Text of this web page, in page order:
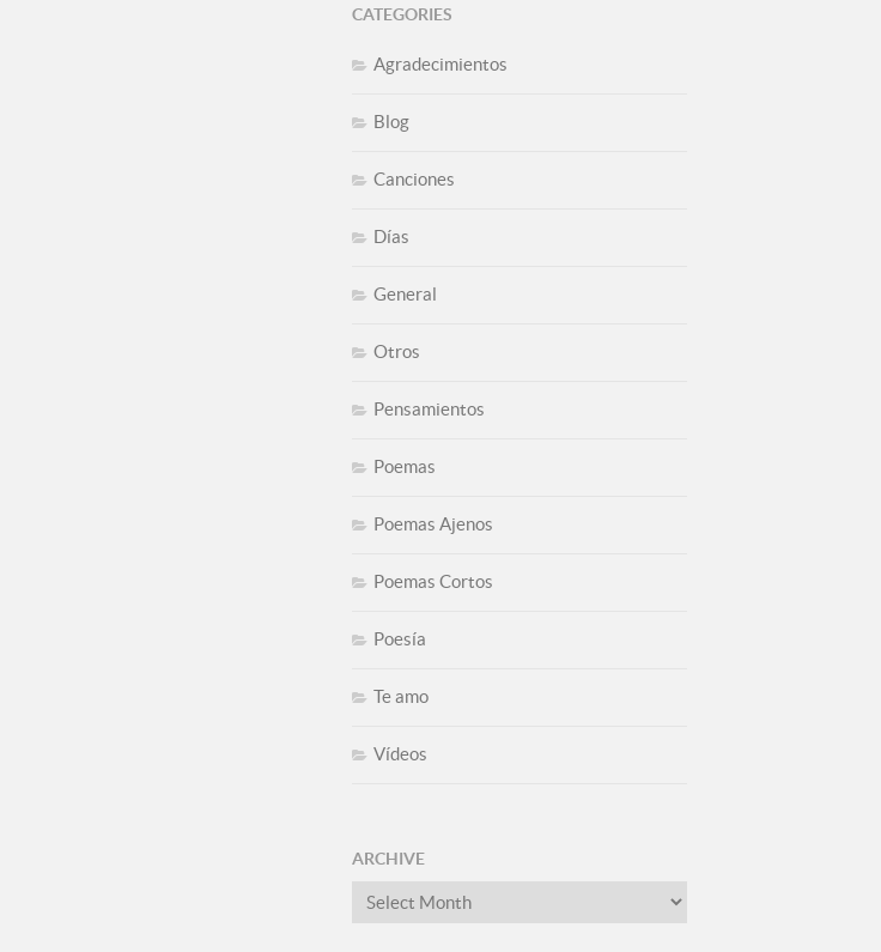
CATEGORIES
Agradecimientos
Blog
Canciones
Días
General
Otros
Pensamientos
Poemas
Poemas Ajenos
Poemas Cortos
Poesía
Te amo
Vídeos
ARCHIVE
Archive